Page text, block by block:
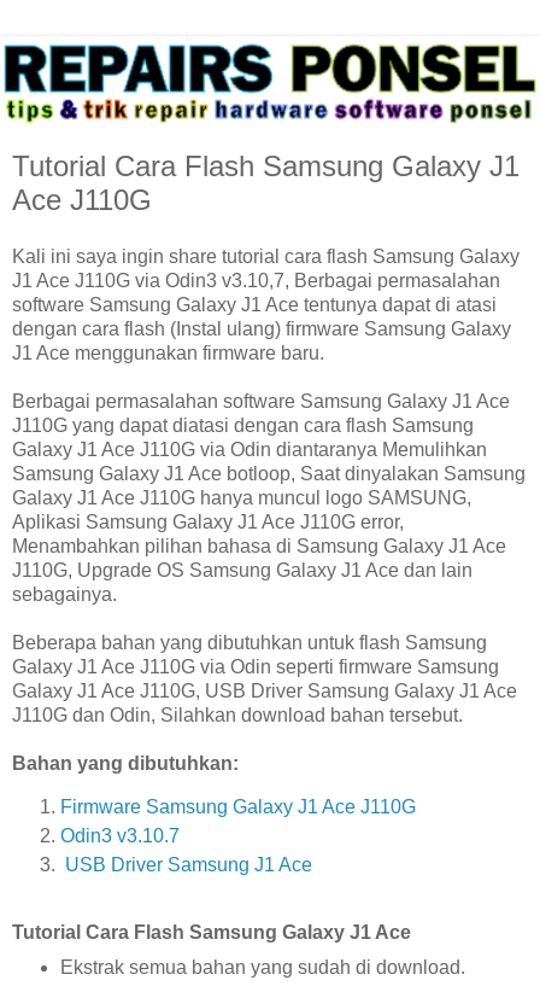
Tutorial Cara Flash Samsung Galaxy J1
Ace J110G
Kali ini saya ingin share tutorial cara flash Samsung Galaxy
J1 Ace J110G via Odin3 v3.10,7, Berbagai permasalahan
software Samsung Galaxy J1 Ace tentunya dapat di atasi
dengan cara flash (Instal ulang) firmware Samsung Galaxy
J1 Ace menggunakan firmware baru.
Berbagai permasalahan software Samsung Galaxy J1 Ace
J110G yang dapat diatasi dengan cara flash Samsung
Galaxy J1 Ace J110G via Odin diantaranya Memulihkan
Samsung Galaxy J1 Ace botloop, Saat dinyalakan Samsung
Galaxy J1 Ace J110G hanya muncul logo SAMSUNG,
Aplikasi Samsung Galaxy J1 Ace J110G error,
Menambahkan pilihan bahasa di Samsung Galaxy J1 Ace
J110G, Upgrade OS Samsung Galaxy J1 Ace dan lain
sebagainya.
Beberapa bahan yang dibutuhkan untuk flash Samsung
Galaxy J1 Ace J110G via Odin seperti firmware Samsung
Galaxy J1 Ace J110G, USB Driver Samsung Galaxy J1 Ace
J110G dan Odin, Silahkan download bahan tersebut.
Bahan yang dibutuhkan:
Firmware Samsung Galaxy J1 Ace J110G
Odin3 v3.10.7
USB Driver Samsung J1 Ace
Tutorial Cara Flash Samsung Galaxy J1 Ace
Ekstrak semua bahan yang sudah di download.